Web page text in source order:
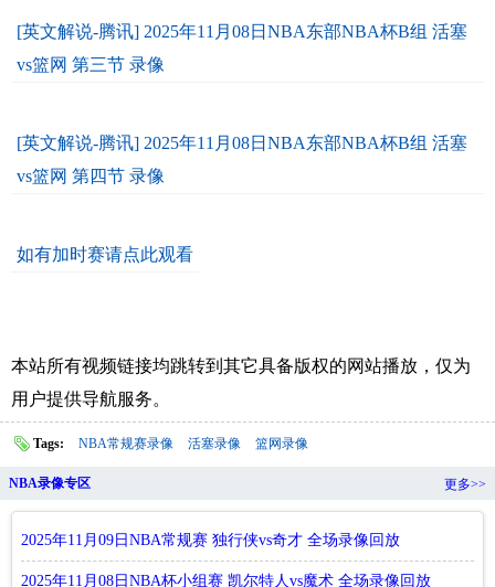
[英文解说-腾讯] 2025年11月08日NBA东部NBA杯B组 活塞
vs篮网 第三节 录像
[英文解说-腾讯] 2025年11月08日NBA东部NBA杯B组 活塞
vs篮网 第四节 录像
如有加时赛请点此观看
本站所有视频链接均跳转到其它具备版权的网站播放，仅为
用户提供导航服务。
Tags: NBA常规赛录像 活塞录像 篮网录像
NBA录像专区 更多>>
2025年11月09日NBA常规赛 独行侠vs奇才 全场录像回放
2025年11月08日NBA杯小组赛 凯尔特人vs魔术 全场录像回放